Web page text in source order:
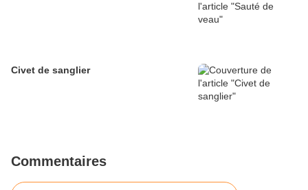
Civet de sanglier
Commentaires